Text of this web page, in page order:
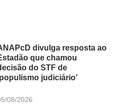
divulga resposta ao
que chamou
do STF de
judiciário’
08/2026